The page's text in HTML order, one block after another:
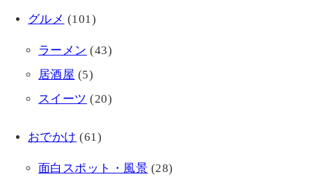
グルメ (101)
ラーメン (43)
居酒屋 (5)
スイーツ (20)
おでかけ (61)
面白スポット・風景 (28)